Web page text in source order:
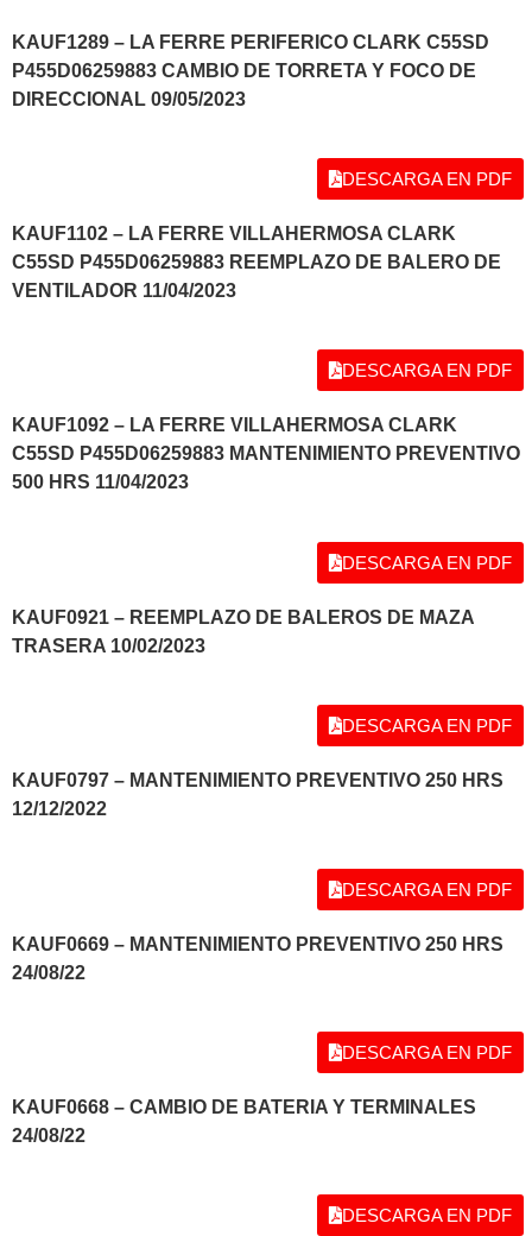
KAUF1289 – LA FERRE PERIFERICO CLARK C55SD
P455D06259883 CAMBIO DE TORRETA Y FOCO DE
DIRECCIONAL 09/05/2023
DESCARGA EN PDF
KAUF1102 – LA FERRE VILLAHERMOSA CLARK
C55SD P455D06259883 REEMPLAZO DE BALERO DE
VENTILADOR 11/04/2023
DESCARGA EN PDF
KAUF1092 – LA FERRE VILLAHERMOSA CLARK
C55SD P455D06259883 MANTENIMIENTO PREVENTIVO
500 HRS 11/04/2023
DESCARGA EN PDF
KAUF0921 – REEMPLAZO DE BALEROS DE MAZA
TRASERA 10/02/2023
DESCARGA EN PDF
KAUF0797 – MANTENIMIENTO PREVENTIVO 250 HRS
12/12/2022
DESCARGA EN PDF
KAUF0669 – MANTENIMIENTO PREVENTIVO 250 HRS
24/08/22
DESCARGA EN PDF
KAUF0668 – CAMBIO DE BATERIA Y TERMINALES
24/08/22
DESCARGA EN PDF